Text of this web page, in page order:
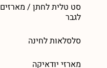
סט טלית לחתן / מארזים
לגבר
סלסלאות לחינה
מארזי יודאיקה